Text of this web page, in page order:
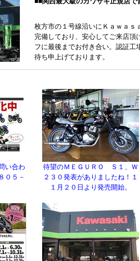
枚方市の１号線沿いにＫａｗａｓ
完備しており、安心してご来店
フに最後までお付き合い。認証
待ち申上げております。
い合わ
０５－
待望のＭＥＧＵＲＯ Ｓ１、Ｗ
２３０発表がありましたね！１
１月２０日より発売開始。